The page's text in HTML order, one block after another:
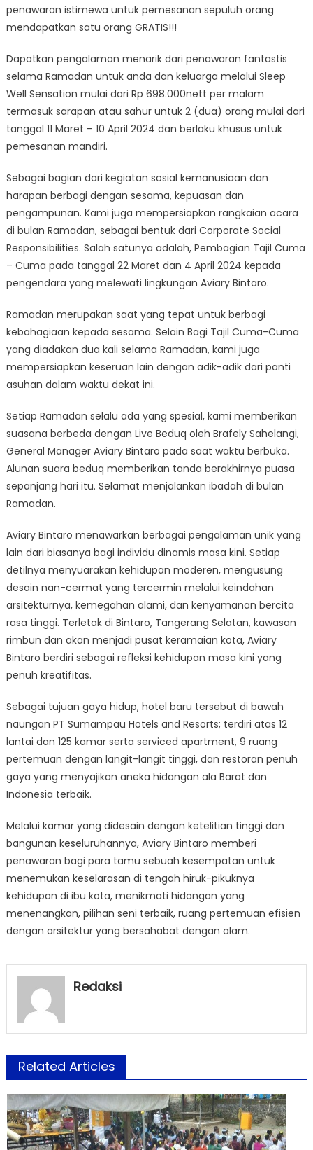
penawaran istimewa untuk pemesanan sepuluh orang
mendapatkan satu orang GRATIS!!!
Dapatkan pengalaman menarik dari penawaran fantastis
selama Ramadan untuk anda dan keluarga melalui Sleep
Well Sensation mulai dari Rp 698.000nett per malam
termasuk sarapan atau sahur untuk 2 (dua) orang mulai dari
tanggal 11 Maret – 10 April 2024 dan berlaku khusus untuk
pemesanan mandiri.
Sebagai bagian dari kegiatan sosial kemanusiaan dan
harapan berbagi dengan sesama, kepuasan dan
pengampunan. Kami juga mempersiapkan rangkaian acara
di bulan Ramadan, sebagai bentuk dari Corporate Social
Responsibilities. Salah satunya adalah, Pembagian Tajil Cuma
– Cuma pada tanggal 22 Maret dan 4 April 2024 kepada
pengendara yang melewati lingkungan Aviary Bintaro.
Ramadan merupakan saat yang tepat untuk berbagi
kebahagiaan kepada sesama. Selain Bagi Tajil Cuma-Cuma
yang diadakan dua kali selama Ramadan, kami juga
mempersiapkan keseruan lain dengan adik-adik dari panti
asuhan dalam waktu dekat ini.
Setiap Ramadan selalu ada yang spesial, kami memberikan
suasana berbeda dengan Live Beduq oleh Brafely Sahelangi,
General Manager Aviary Bintaro pada saat waktu berbuka.
Alunan suara beduq memberikan tanda berakhirnya puasa
sepanjang hari itu. Selamat menjalankan ibadah di bulan
Ramadan.
Aviary Bintaro menawarkan berbagai pengalaman unik yang
lain dari biasanya bagi individu dinamis masa kini. Setiap
detilnya menyuarakan kehidupan moderen, mengusung
desain nan-cermat yang tercermin melalui keindahan
arsitekturnya, kemegahan alami, dan kenyamanan bercita
rasa tinggi. Terletak di Bintaro, Tangerang Selatan, kawasan
rimbun dan akan menjadi pusat keramaian kota, Aviary
Bintaro berdiri sebagai refleksi kehidupan masa kini yang
penuh kreatifitas.
Sebagai tujuan gaya hidup, hotel baru tersebut di bawah
naungan PT Sumampau Hotels and Resorts; terdiri atas 12
lantai dan 125 kamar serta serviced apartment, 9 ruang
pertemuan dengan langit-langit tinggi, dan restoran penuh
gaya yang menyajikan aneka hidangan ala Barat dan
Indonesia terbaik.
Melalui kamar yang didesain dengan ketelitian tinggi dan
bangunan keseluruhannya, Aviary Bintaro memberi
penawaran bagi para tamu sebuah kesempatan untuk
menemukan keselarasan di tengah hiruk-pikuknya
kehidupan di ibu kota, menikmati hidangan yang
menenangkan, pilihan seni terbaik, ruang pertemuan efisien
dengan arsitektur yang bersahabat dengan alam.
Redaksi
Related Articles